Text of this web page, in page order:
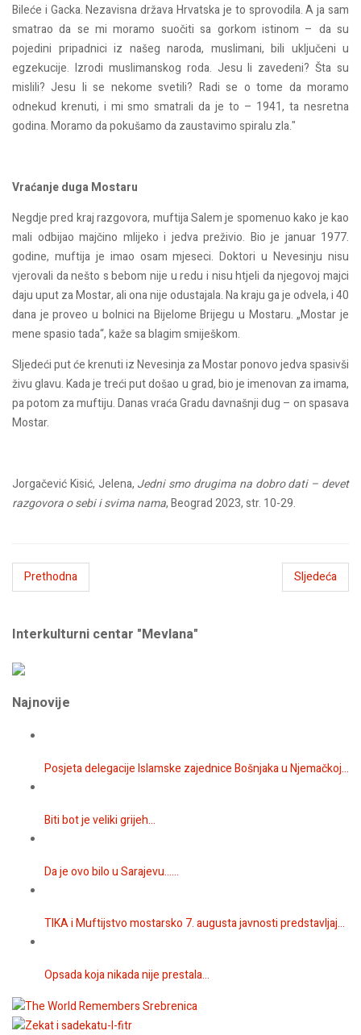
Bileće i Gacka. Nezavisna država Hrvatska je to sprovodila. A ja sam
smatrao da se mi moramo suočiti sa gorkom istinom – da su
pojedini pripadnici iz našeg naroda, muslimani, bili uključeni u
egzekucije. Izrodi muslimanskog roda. Jesu li zavedeni? Šta su
mislili? Jesu li se nekome svetili? Radi se o tome da moramo
odnekud krenuti, i mi smo smatrali da je to – 1941, ta nesretna
godina. Moramo da pokušamo da zaustavimo spiralu zla."
Vraćanje duga Mostaru
Negdje pred kraj razgovora, muftija Salem je spomenuo kako je kao
mali odbijao majčino mlijeko i jedva preživio. Bio je januar 1977.
godine, muftija je imao osam mjeseci. Doktori u Nevesinju nisu
vjerovali da nešto s bebom nije u redu i nisu htjeli da njegovoj majci
daju uput za Mostar, ali ona nije odustajala. Na kraju ga je odvela, i 40
dana je proveo u bolnici na Bijelome Brijegu u Mostaru. „Mostar je
mene spasio tada“, kaže sa blagim smiješkom.
Sljedeći put će krenuti iz Nevesinja za Mostar ponovo jedva spasivši
živu glavu. Kada je treći put došao u grad, bio je imenovan za imama,
pa potom za muftiju. Danas vraća Gradu davnašnji dug – on spasava
Mostar.
Jorgačević Kisić, Jelena, Jedni smo drugima na dobro dati – devet
razgovora o sebi i svima nama, Beograd 2023, str. 10-29.
Prethodna Sljedeća
Interkulturni centar "Mevlana"
Najnovije
Posjeta delegacije Islamske zajednice Bošnjaka u Njemačkoj...
Biti bot je veliki grijeh...
Da je ovo bilo u Sarajevu…...
TIKA i Muftijstvo mostarsko 7. augusta javnosti predstavljaj...
Opsada koja nikada nije prestala...